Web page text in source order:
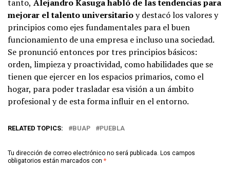
tanto, Alejandro Kasuga habló de las tendencias para
mejorar el talento universitarioy destacó los valores y
principios como ejes fundamentales para el buen
funcionamiento de una empresa e incluso una sociedad.
Se pronunció entonces por tres principios básicos:
orden, limpieza y proactividad, como habilidades que se
tienen que ejercer en los espacios primarios, como el
hogar, para poder trasladar esa visión a un ámbito
profesional y de esta forma influir en el entorno.
RELATED TOPICS: BUAP PUEBLA
Tu dirección de correo electrónico no será publicada. Los campos
obligatorios están marcados con *